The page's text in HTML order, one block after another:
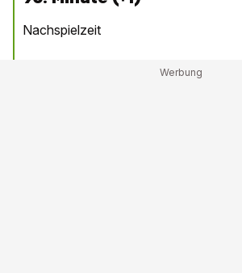
Nachspielzeit